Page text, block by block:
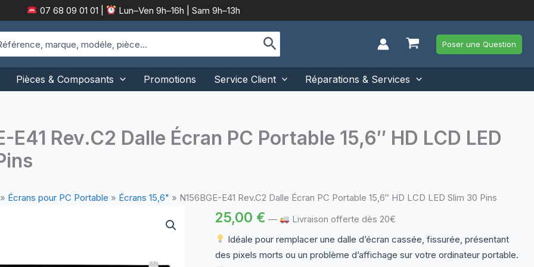
07 68 09 01 01 Lun–Ven 9h–16h | Sam 9h–13h
Poser une Question
Pièces & Composants Promotions Service Client Réparations & Services
E41 Rev.C2 Dalle Écran PC Portable 15,6″ HD LCD LED
» Écrans pour PC Portable » Écrans 15,6" » N156BGE-E41 Rev.C2 Dalle Écran PC Portable 15,6″ HD LCD LED Slim 30 Pins
25,00 € —
Livraison offerte dès 20€
Idéale pour remplacer une dalle d’écran cassée, fissurée, présentant
des pixels morts ou un problème d’affichage sur votre ordinateur portable.